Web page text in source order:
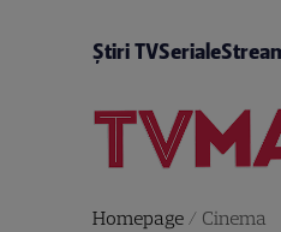
Știri TVSeriale
Homepage/ Cinema